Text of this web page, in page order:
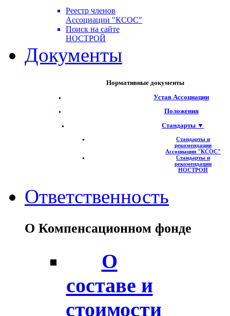
Реестр членов
Ассоциации "КСОС"
Поиск на сайте
НОСТРОЙ
Документы
Нормативные документы
Устав Ассоциации
Положения
Стандарты ▼
Стандарты и
рекомендации
Ассоциации "КСОС"
Стандарты и
рекомендации
НОСТРОЙ
Ответственность
О Компенсационном фонде
О
составе и
стоимости